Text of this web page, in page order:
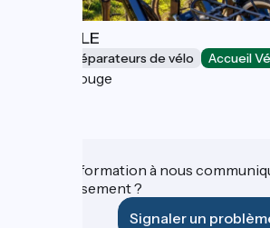
ETINSELLE
Loueurs/réparateurs de vélo Accueil
Montrouge
Une information à nous
établissement ?
Signaler un